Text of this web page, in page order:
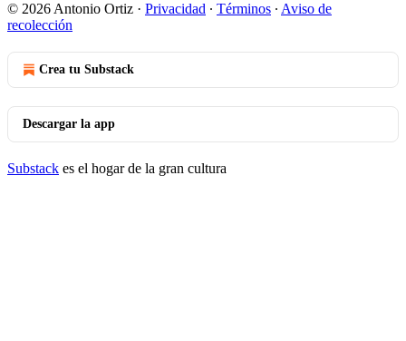
© 2026 Antonio Ortiz · Privacidad ∙ Términos ∙ Aviso de
recolección
Crea tu Substack
Descargar la app
Substack es el hogar de la gran cultura